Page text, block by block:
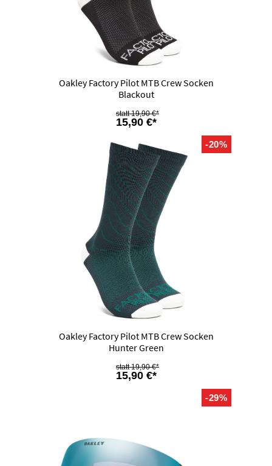
Oakley Factory Pilot MTB Crew Socken
Blackout
15,90 €*
19,90 €*
-20%
Oakley Factory Pilot MTB Crew Socken
Hunter Green
15,90 €*
19,90 €*
-29%